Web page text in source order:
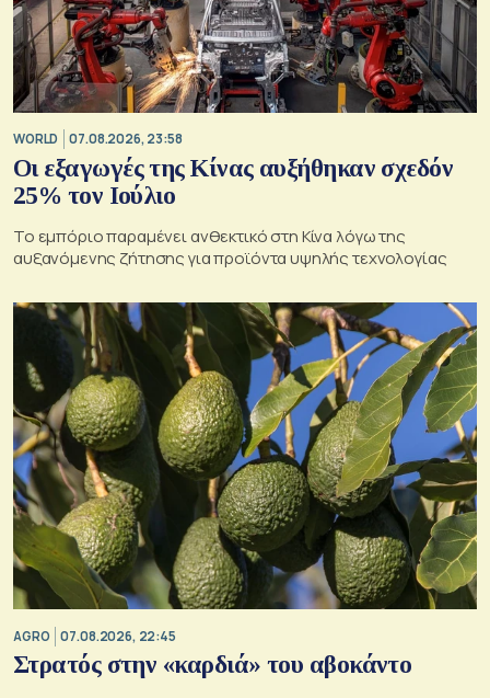
WORLD 07.08.2026, 23:58
Οι εξαγωγές της Κίνας αυξήθηκαν σχεδόν
25% τον Ιούλιο
Το εμπόριο παραμένει ανθεκτικό στη Κίνα λόγω της
αυξανόμενης ζήτησης για προϊόντα υψηλής τεχνολογίας
AGRO 07.08.2026, 22:45
Στρατός στην «καρδιά» του αβοκάντο